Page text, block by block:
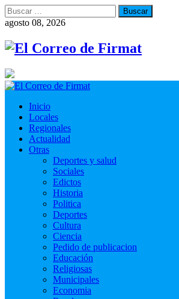
Buscar:
agosto 08, 2026
Inicio
Locales
Regionales
Actualidad
Otras
Deportes y salud
Sociales
Edictos
Historia
Politica
Deportes
Cultura
Ciencia
Pedido de publicacion
Educación
Religiosas
Municipales
Economia